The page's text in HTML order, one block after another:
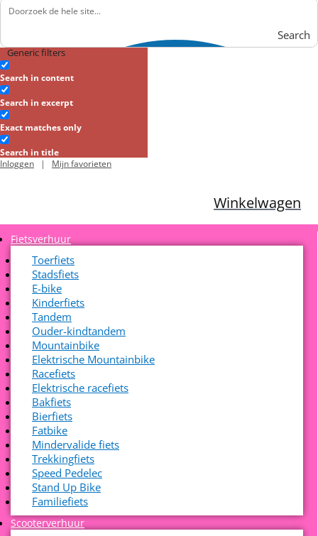
Search
Generic filters
Search in content
Search in excerpt
Exact matches only
Search in title
Inloggen
| Mijn favorieten
Winkelwagen
Fietsverhuur
Toerfiets
Stadsfiets
E-bike
Kinderfiets
Tandem
Ouder-kindtandem
Mountainbike
Elektrische Mountainbike
Racefiets
Elektrische racefiets
Bakfiets
Bierfiets
Fatbike
Mindervalide fiets
Trekkingfiets
Speed Pedelec
Stand Up Bike
Familiefiets
Scooterverhuur